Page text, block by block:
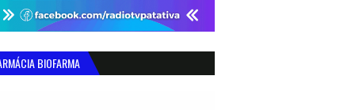
BIOFARMA